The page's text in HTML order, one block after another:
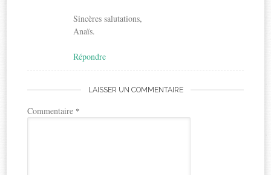
Sincères salutations,
Anaïs.
Répondre
LAISSER UN COMMENTAIRE
Commentaire *